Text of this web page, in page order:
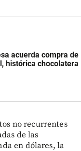
acuerda compra de
histórica chocolatera
no recurrentes
de las
en dólares, la